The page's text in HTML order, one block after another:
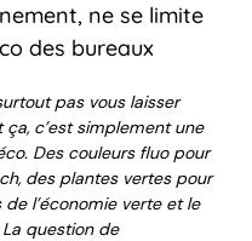
ne se limite
des bureaux
pas vous laisser
c’est simplement une
Des couleurs fluo pour
des plantes vertes pour
l’économie verte et le
question de